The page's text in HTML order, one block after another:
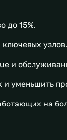
до 15%.
ключевых узлов.
и
и уменьшить
на